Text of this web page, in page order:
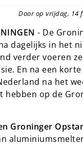
Door op vrijdag, 14
- De
dagelijks in het
verder voeren
En na een
na het
hebben op de
Groninger